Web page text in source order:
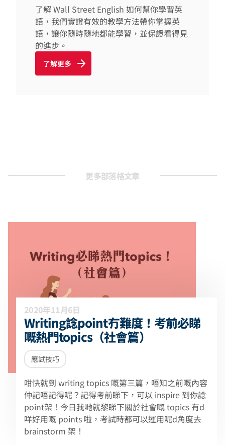
了解 Wall Street English 如何幫你學習英
語，我們實證有效的教學方法帶你掌握英
語，讓你隨時隨地都能學習，並保證看得見
的進步。
了解更多
更多部落格文章
2020年11月6日
Writing諗point冇難度！考前必睇
嘅熱門topics（社會篇）
應試技巧
咁快就到 writing topics 嘅第三篇，唔知之前嘅內容
仲記唔記得呢？記得考前睇下，可以 inspire 到你諗
point架！今日我哋就黎睇下關於社會嘅 topics 有d
咩好用嘅 points 啦，考試時都可以運用呢d角度去
brainstorm 架！